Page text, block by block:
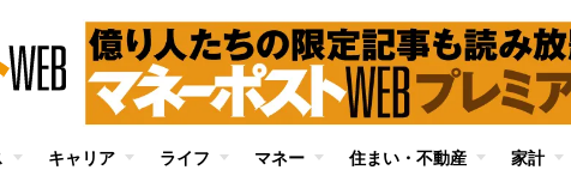
キャリア ライフ マネー 住まい・不動産 家計